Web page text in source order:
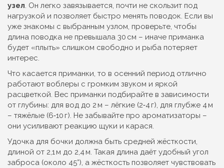
узел. Он легко завязывается, почти не скользит под
нагрузкой и позволяет быстро менять поводок. Если вы
уже знакомы с выбранным узлом, проверьте, чтобы
длина поводка не превышала 30 см – иначе приманка
будет «плыть» слишком свободно и рыба потеряет
интерес.
Что касается приманки, то в осенний период отлично
работают воблеры с громким звуком и яркой
расцветкой. Вес приманки подбирайте в зависимости
от глубины: для вод до 2 м – лёгкие (2‑4 г), для глубже 4 м
– тяжёлые (6‑10 г). Не забывайте про ароматизаторы –
они усиливают реакцию щуки и карася.
Удочка для бочки должна быть средней жёсткости,
длиной от 2,1 м до 2,4 м. Такая длина даёт удобный угол
заброса (около 45°), а жёсткость позволяет чувствовать